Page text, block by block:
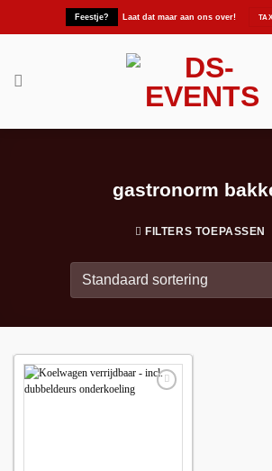
Feestje? Laat dat maar aan ons over!
gastronorm
FILTERS TOEPASSEN